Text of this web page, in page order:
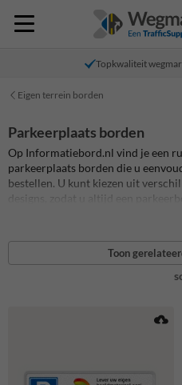
Topkwaliteit
Eigen terrein borden
Parkeerplaats borden
Op Informatiebord.nl vind je een
parkeerplaats borden die u
bestellen. U kunt kiezen uit
designs, zodat u altijd een
specifieke wensen. Parkeerplaats
geven voor wie parkeerplaatsen
directie of parkeerbordjes
bezoekers, medewerkers of
parkeerbordjes per parkeerplaats.
borden zijn standaard reflecterend
Toon